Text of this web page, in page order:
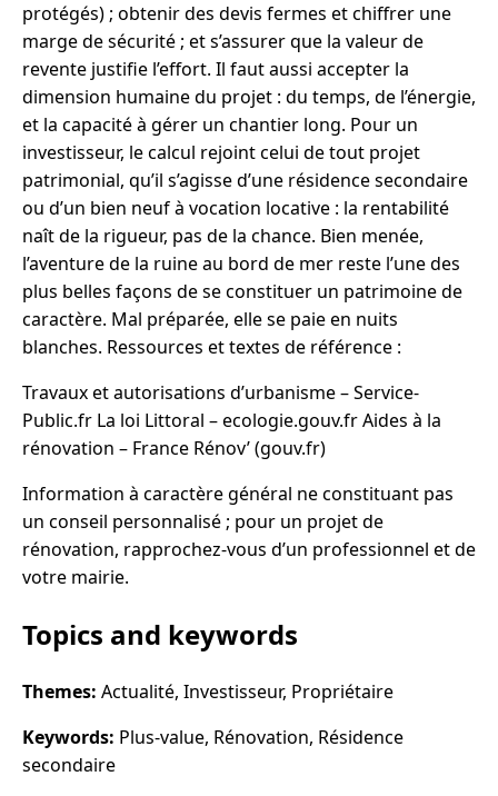
protégés) ; obtenir des devis fermes et chiffrer une
marge de sécurité ; et s’assurer que la valeur de
revente justifie l’effort. Il faut aussi accepter la
dimension humaine du projet : du temps, de l’énergie,
et la capacité à gérer un chantier long. Pour un
investisseur, le calcul rejoint celui de tout projet
patrimonial, qu’il s’agisse d’une résidence secondaire
ou d’un bien neuf à vocation locative : la rentabilité
naît de la rigueur, pas de la chance. Bien menée,
l’aventure de la ruine au bord de mer reste l’une des
plus belles façons de se constituer un patrimoine de
caractère. Mal préparée, elle se paie en nuits
blanches. Ressources et textes de référence :
Travaux et autorisations d’urbanisme – Service-
Public.fr La loi Littoral – ecologie.gouv.fr Aides à la
rénovation – France Rénov’ (gouv.fr)
Information à caractère général ne constituant pas
un conseil personnalisé ; pour un projet de
rénovation, rapprochez-vous d’un professionnel et de
votre mairie.
Topics and keywords
Themes: Actualité, Investisseur, Propriétaire
Keywords: Plus-value, Rénovation, Résidence
secondaire